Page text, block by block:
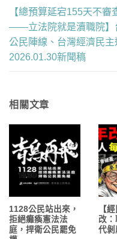
【總預算延宕155天不審
——立法院就是瀆職院】
公民陣線、台灣經濟民主
2026.01.30新聞稿
相關文章
1128公民站出來，
拒絕癱瘓憲法法
庭，捍衛公民罷免
【
改
代剝